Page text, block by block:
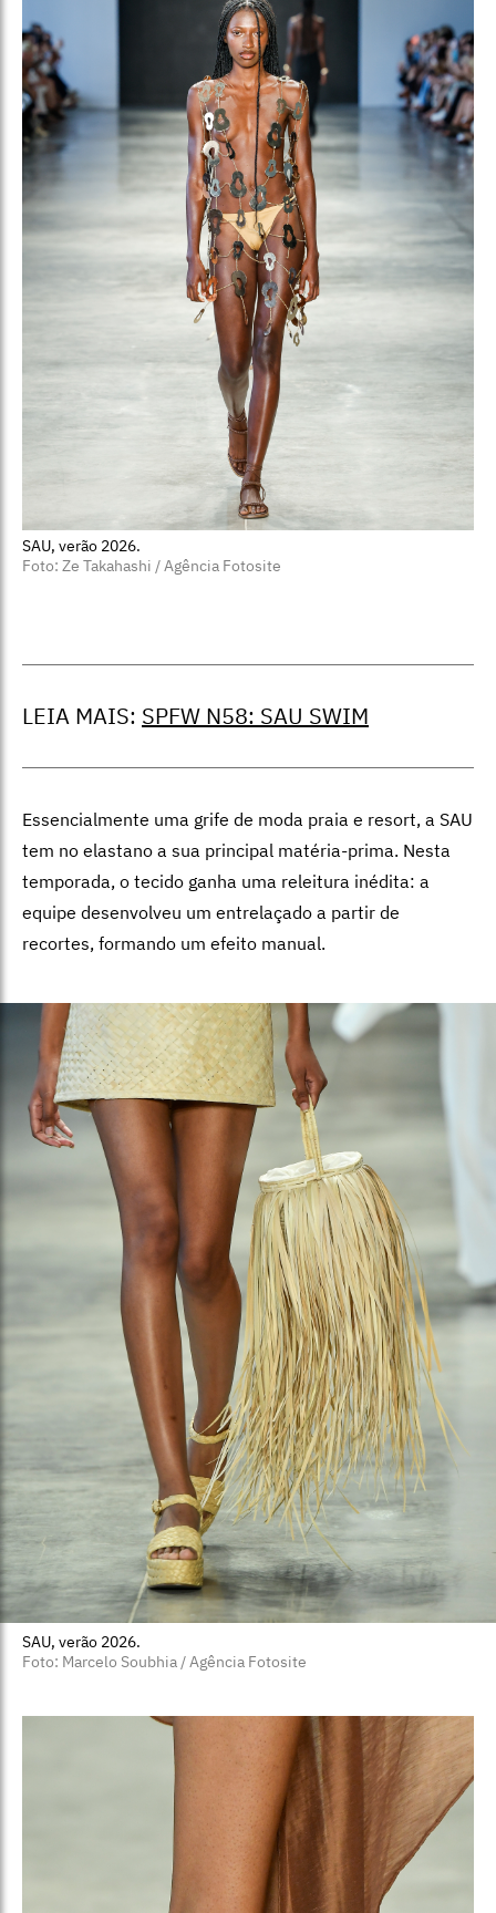
SAU, verão 2026.
Foto: Ze Takahashi / Agência Fotosite
LEIA MAIS: SPFW N58: SAU SWIM
Essencialmente uma grife de moda praia e resort, a SAU
tem no elastano a sua principal matéria-prima. Nesta
temporada, o tecido ganha uma releitura inédita: a
equipe desenvolveu um entrelaçado a partir de
recortes, formando um efeito manual.
SAU, verão 2026.
Foto: Marcelo Soubhia / Agência Fotosite